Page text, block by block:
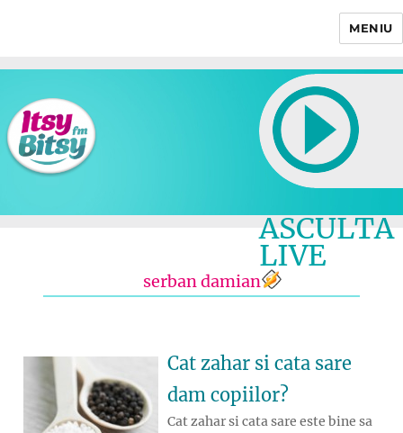
MENIU
ASCULTA
LIVE
serban damian
Cat zahar si cata sare
dam copiilor?
Cat zahar si cata sare este bine sa